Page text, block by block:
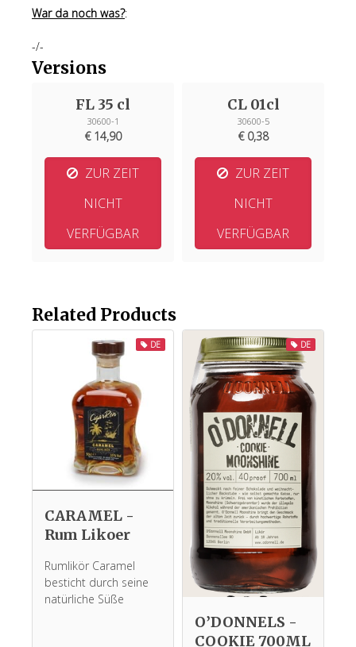
War da noch was?:
-/-
Versions
FL 35 cl
30600-1
€ 14,90
ZUR ZEIT
NICHT
VERFÜGBAR
CL 01cl
30600-5
€ 0,38
ZUR ZEIT
NICHT
VERFÜGBAR
Related Products
DE
CARAMEL -
Rum Likoer
Rumlikör Caramel
besticht durch seine
natürliche Süße
DE
O’DONNELS -
COOKIE 700ML